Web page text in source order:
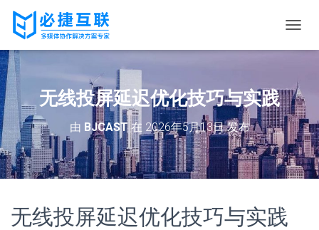
换
无线投屏延迟优化技巧与实践
由 BJCAST在 2026年5月13日发布
无线投屏延迟优化技巧与实践